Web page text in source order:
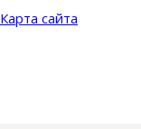
Карта сайта